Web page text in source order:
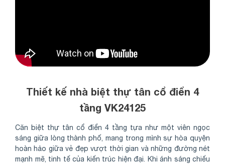
Thiết kế nhà biệt thự tân cổ điển 4
tầng VK24125
Căn biệt thự tân cổ điển 4 tầng tựa như một viên ngọc
sáng giữa lòng thành phố, mang trong mình sự hòa quyện
hoàn hảo giữa vẻ đẹp vượt thời gian và những đường nét
mạnh mẽ, tinh tế của kiến trúc hiện đại. Khi ánh sáng chiếu